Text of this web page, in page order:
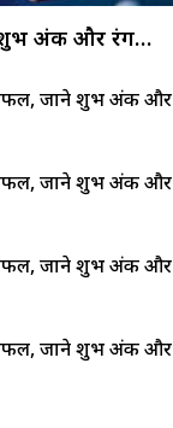
शुभ अंक और रंग…
जाने शुभ अंक और
जाने शुभ अंक और
जाने शुभ अंक और
जाने शुभ अंक और